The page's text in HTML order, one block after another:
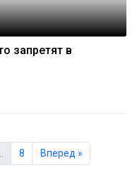
запретят в
8 Вперед »